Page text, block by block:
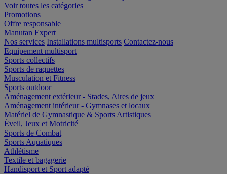
Voir toutes les catégories
Promotions
Offre responsable
Manutan Expert
Nos services Installations multisports Contactez-nous
Equipement multisport
Sports collectifs
Sports de raquettes
Musculation et Fitness
Sports outdoor
Aménagement extérieur - Stades, Aires de jeux
Aménagement intérieur - Gymnases et locaux
Matériel de Gymnastique & Sports Artistiques
Éveil, Jeux et Motricité
Sports de Combat
Sports Aquatiques
Athlétisme
Textile et bagagerie
Handisport et Sport adapté